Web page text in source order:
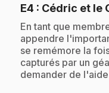
E4 : Cédric et le
.En tant que
appendre
se remémore la
capturés par un
demander de